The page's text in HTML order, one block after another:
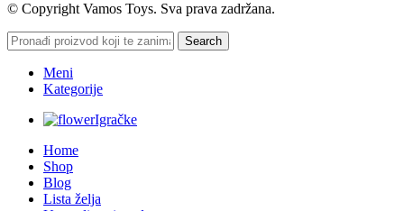
© Copyright Vamos Toys. Sva prava zadržana.
Search
Meni
Kategorije
Igračke
Home
Shop
Blog
Lista želja